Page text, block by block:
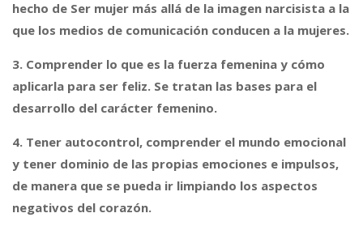
hecho de Ser mujer más allá de la imagen narcisista a la
que los medios de comunicación conducen a la mujeres.
3. Comprender lo que es la fuerza femenina y cómo
aplicarla para ser feliz. Se tratan las bases para el
desarrollo del carácter femenino.
4. Tener autocontrol, comprender el mundo emocional
y tener dominio de las propias emociones e impulsos,
de manera que se pueda ir limpiando los aspectos
negativos del corazón.